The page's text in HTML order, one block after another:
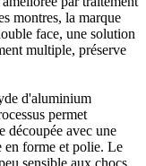
montres, la marque
face, une solution
multiple, préserve
d'aluminium
permet
découpée avec une
en forme et polie. Le